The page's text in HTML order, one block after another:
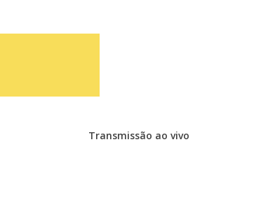
Transmissão ao vivo